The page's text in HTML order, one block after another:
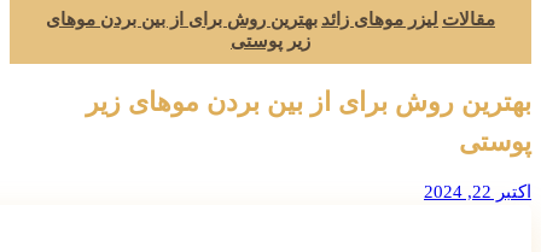
مقالات لیزر موهای زائد بهترین روش برای از بین بردن موهای
زیر پوستی
بهترین روش برای از بین بردن موهای زیر
پوستی
اکتبر 22, 2024